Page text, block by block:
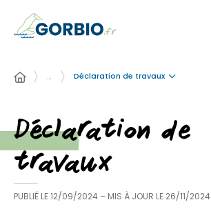
… Déclaration de travaux
Déclaration de
travaux
PUBLIÉ LE12/09/2024 – MIS À JOUR LE 26/11/2024